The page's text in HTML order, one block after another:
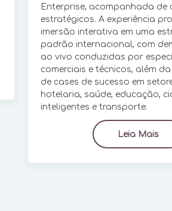
Enterprise, acompanhada de
estratégicos. A experiência
imersão interativa em uma
padrão internacional, com
ao vivo conduzidas por
comerciais e técnicos, além
de cases de sucesso em
hotelaria, saúde, educação,
inteligentes e transporte.
Leia Mais